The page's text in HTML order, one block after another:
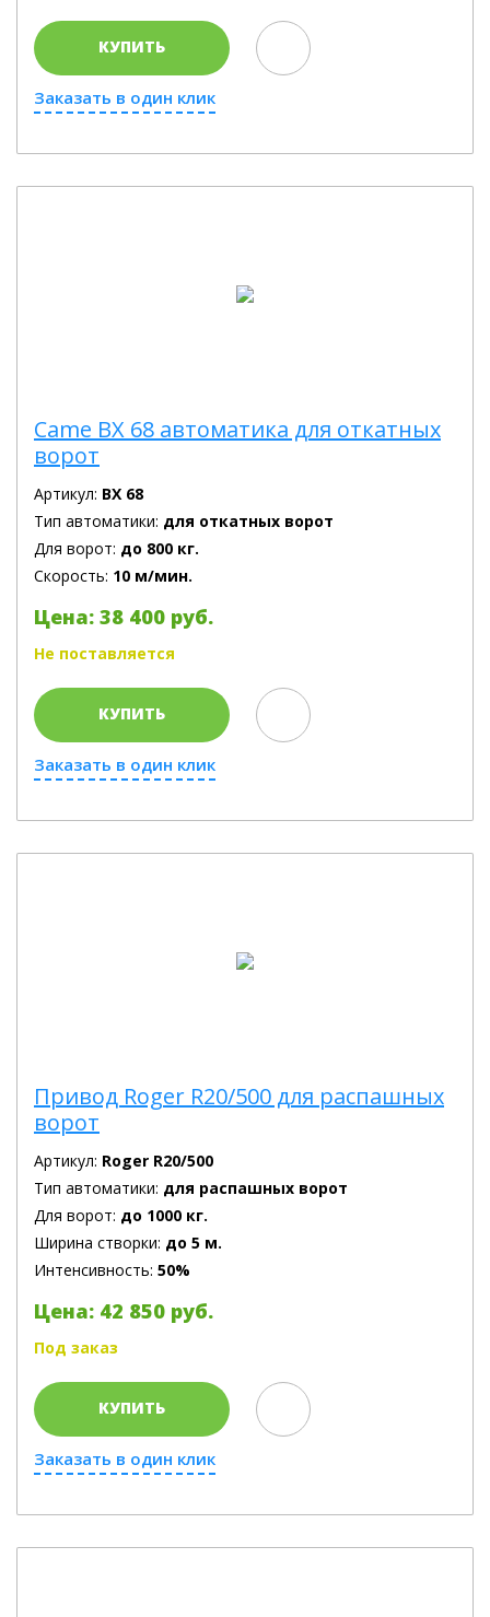
КУПИТЬ
Заказать в один клик
Came BX 68 автоматика для откатных
ворот
Артикул: BX 68
Тип автоматики: для откатных ворот
Для ворот: до 800 кг.
Скорость: 10 м/мин.
Цена: 38 400 руб.
Не поставляется
КУПИТЬ
Заказать в один клик
Привод Roger R20/500 для распашных
ворот
Артикул: Roger R20/500
Тип автоматики: для распашных ворот
Для ворот: до 1000 кг.
Ширина створки: до 5 м.
Интенсивность: 50%
Цена: 42 850 руб.
Под заказ
КУПИТЬ
Заказать в один клик